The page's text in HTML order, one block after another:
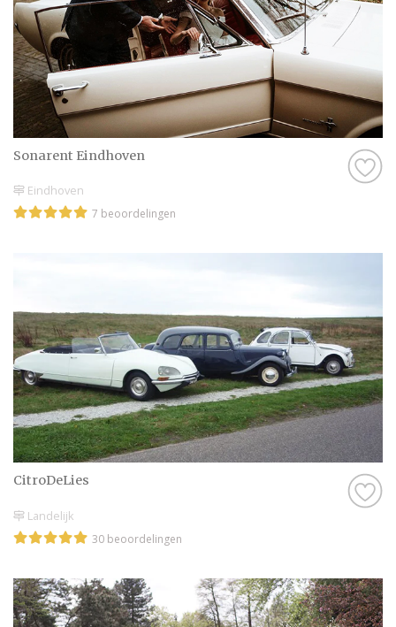
Sonarent Eindhoven
Eindhoven
7 beoordelingen
CitroDeLies
Landelijk
30 beoordelingen